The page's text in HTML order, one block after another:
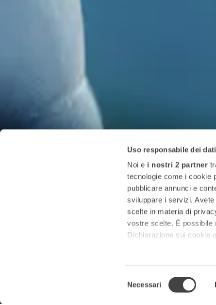
Uso responsabile dei dati
Noi e i nostri 2 partner
tecnologie come i cookie
pubblicare annunci e
sviluppare i servizi.
scelte in materia di
vostre scelte. È possibile
Dichiarazione sui cookie
Utilizziamo i cookie per
del
Necessari